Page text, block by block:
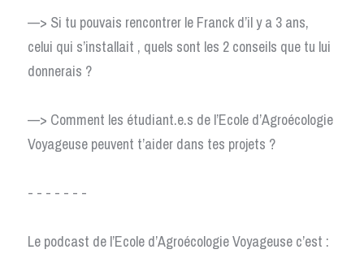
—> Si tu pouvais rencontrer le Franck d’il y a 3 ans,
celui qui s’installait , quels sont les 2 conseils que tu lui
donnerais ?
—> Comment les étudiant.e.s de l’Ecole d’Agroécologie
Voyageuse peuvent t’aider dans tes projets ?
- - - - - - -
Le podcast de l’Ecole d’Agroécologie Voyageuse c’est :